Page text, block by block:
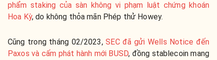
phẩm staking của sàn không vi phạm luật chứng khoán
Hoa Kỳ, do không thỏa mãn Phép thử Howey.
Cũng trong tháng 02/2023,SEC đã gửi Wells Notice đến
Paxos và cấm phát hành mới BUSD, đồng stablecoin mang